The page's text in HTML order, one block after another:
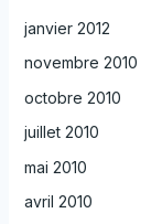
janvier 2012
novembre 2010
octobre 2010
juillet 2010
mai 2010
avril 2010